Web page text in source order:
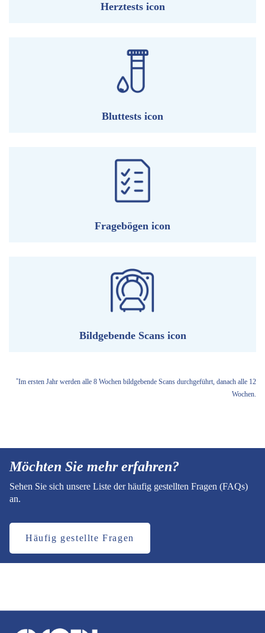
Herztests icon
Bluttests icon
Fragebögen icon
Bildgebende Scans icon
*Im ersten Jahr werden alle 8 Wochen bildgebende Scans durchgeführt, danach alle 12
Wochen.
Möchten Sie mehr erfahren?
Sehen Sie sich unsere Liste der häufig gestellten Fragen (FAQs)
an.
Häufig gestellte Fragen